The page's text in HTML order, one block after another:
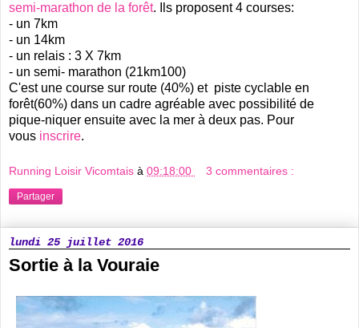
semi-marathon de la forêt. Ils proposent 4 courses:
- un 7km
- un 14km
- un relais : 3 X 7km
- un semi- marathon (21km100)
C'est une course sur route (40%) et piste cyclable en
forêt(60%) dans un cadre agréable avec possibilité de
pique-niquer ensuite avec la mer à deux pas. Pour
vous inscrire.
Running Loisir Vicomtais à 09:18:00 3 commentaires :
Partager
lundi 25 juillet 2016
Sortie à la Vouraie